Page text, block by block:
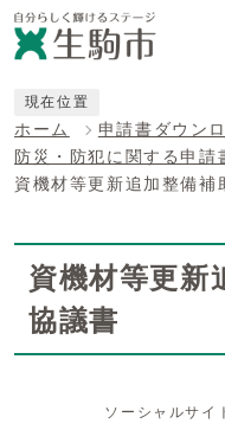
現在位置
ホーム
申請書ダウン
防災・防犯に関する申請
資機材等更新追加整備補
資機材等更新
協議書
ソーシャルサイ